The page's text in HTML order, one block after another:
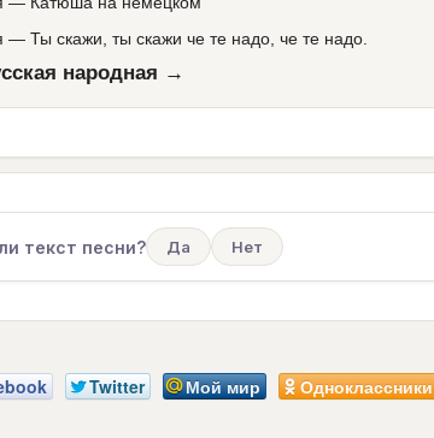
— Ты скажи, ты скажи че те надо, че те надо.
народная →
текст песни? Да Нет
Twitter Мой мир Одноклассники